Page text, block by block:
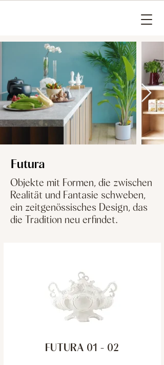
Futura
Objekte mit Formen, die zwischen
Realität und Fantasie schweben,
ein zeitgenössisches Design, das
die Tradition neu erfindet.
FUTURA 01 - 02